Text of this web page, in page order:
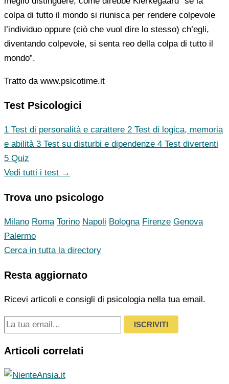
colpa di tutto il mondo si riunisca per rendere colpevole
l’individuo oppure (ciò che vuol dire lo stesso) ch’egli,
diventando colpevole, si senta reo della colpa di tutto il
mondo”.
Tratto da www.psicotime.it
Test Psicologici
1 Test di personalità e carattere 2 Test di logica, memoria
e abilità 3 Test su disturbi e dipendenze 4 Test divertenti
5 Quiz
Vedi tutti i test →
Trova uno psicologo
Milano Roma Torino Napoli Bologna Firenze Genova
Palermo
Cerca in tutta la directory
Resta aggiornato
Ricevi articoli e consigli di psicologia nella tua email.
ISCRIVITI
Articoli correlati